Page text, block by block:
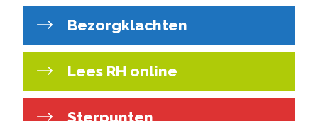
Bezorgklachten
Lees RH online
Sterpunten